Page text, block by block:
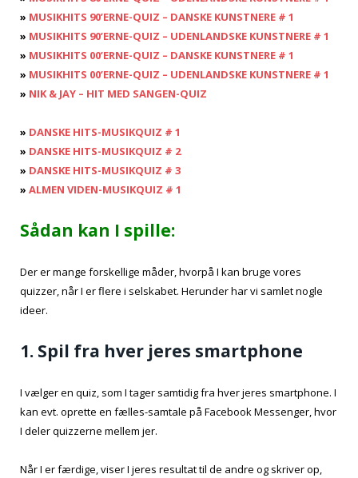
» MUSIKHITS 90’ERNE-QUIZ – DANSKE KUNSTNERE # 1
» MUSIKHITS 90’ERNE-QUIZ – UDENLANDSKE KUNSTNERE # 1
» MUSIKHITS 00’ERNE-QUIZ – DANSKE KUNSTNERE # 1
» MUSIKHITS 00’ERNE-QUIZ – UDENLANDSKE KUNSTNERE # 1
» NIK & JAY – HIT MED SANGEN-QUIZ
» DANSKE HITS-MUSIKQUIZ # 1
» DANSKE HITS-MUSIKQUIZ # 2
» DANSKE HITS-MUSIKQUIZ # 3
» ALMEN VIDEN-MUSIKQUIZ # 1
Sådan kan I spille:
Der er mange forskellige måder, hvorpå I kan bruge vores
quizzer, når I er flere i selskabet. Herunder har vi samlet nogle
ideer.
1. Spil fra hver jeres smartphone
I vælger en quiz, som I tager samtidig fra hver jeres smartphone. I
kan evt. oprette en fælles-samtale på Facebook Messenger, hvor
I deler quizzerne mellem jer.
Når I er færdige, viser I jeres resultat til de andre og skriver op,